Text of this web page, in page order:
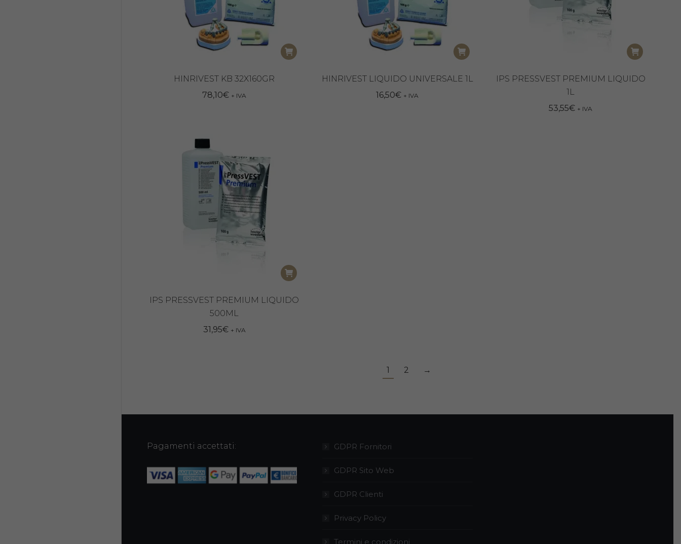
HINRIVEST KB 32X160GR
78,10€ + IVA
HINRIVEST LIQUIDO UNIVERSALE 1L
16,50€ + IVA
IPS PRESSVEST PREMIUM LIQUIDO
1L
53,55€ + IVA
IPS PRESSVEST PREMIUM LIQUIDO
500ML
31,95€ + IVA
1 2 →
Pagamenti accettati: GDPR Fornitori
GDPR Sito Web
GDPR Clienti
Privacy Policy
Termini e condizioni